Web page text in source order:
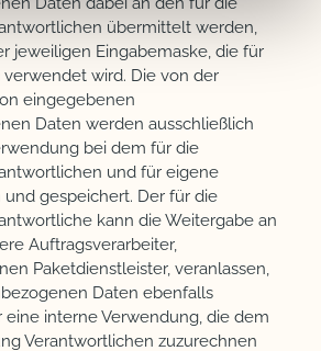
übermittelt werden,
jeweiligen Eingabemaske, die für
verwendet wird. Die von der
eingegebenen
Daten werden ausschließlich
bei dem für die
und für eigene
gespeichert. Der für die
kann die Weitergabe an
Auftragsverarbeiter,
Paketdienstleister, veranlassen,
Daten ebenfalls
eine interne Verwendung, die dem
Verantwortlichen zuzurechnen